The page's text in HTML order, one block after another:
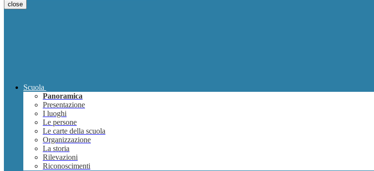
close
Scuola
Panoramica
Presentazione
I luoghi
Le persone
Le carte della scuola
Organizzazione
La storia
Rilevazioni
Riconoscimenti